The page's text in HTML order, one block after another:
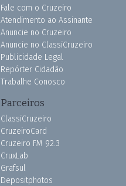
Fale com o Cruzeiro
Atendimento ao Assinante
Anuncie no Cruzeiro
Anuncie no ClassiCruzeiro
Publicidade Legal
Repórter Cidadão
Trabalhe Conosco
Parceiros
ClassiCruzeiro
CruzeiroCard
Cruzeiro FM 92.3
CruxLab
Grafsul
Depositphotos